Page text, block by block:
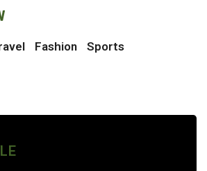
Fashion
Sports